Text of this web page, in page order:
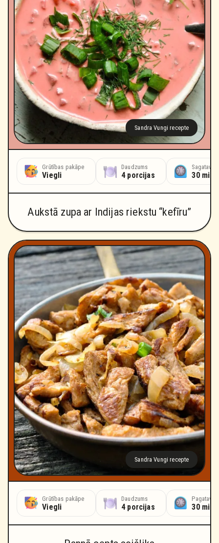
Sandra Vungi recepte
Grūtības pakāpe
Viegli
Daudzums
4 porcijas 30
Aukstā zupa ar Indijas riekstu “kefīru”
Sandra Vungi recepte
Grūtības pakāpe
Viegli
Daudzums
4 porcijas 30